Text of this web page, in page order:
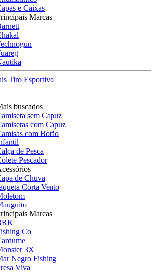
e Caixas
Marcas
Tiro Esportivo
buscados
sem Capuz
com Capuz
com Botão
de Pesca
Pescador
de Chuva
Corta Vento
Marcas
Co
3X
Negro Fishing
Viva